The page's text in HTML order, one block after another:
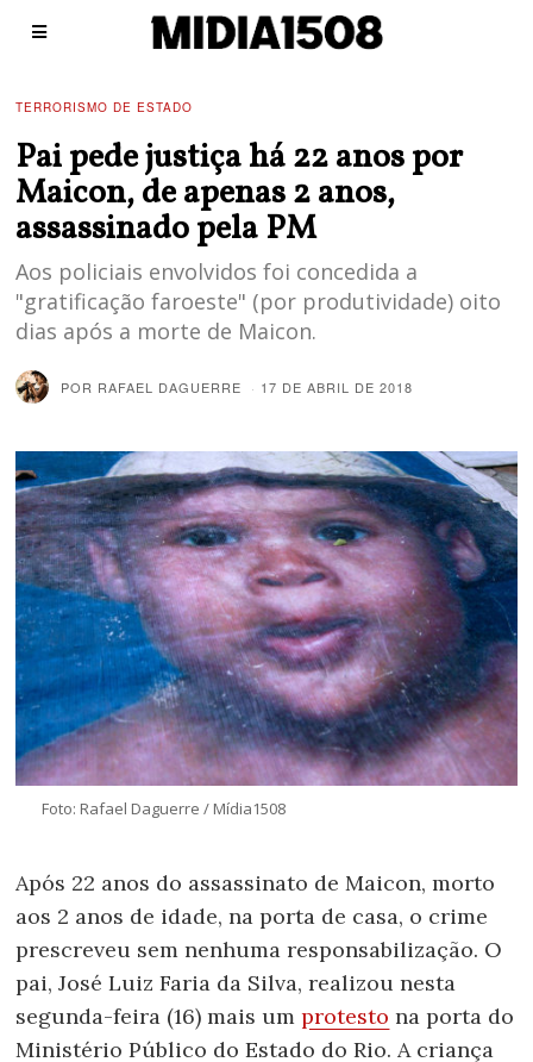
TERRORISMO DE ESTADO
Pai pede justiça há 22 anos por
Maicon, de apenas 2 anos,
assassinado pela PM
Aos policiais envolvidos foi concedida a
"gratificação faroeste" (por produtividade) oito
dias após a morte de Maicon.
POR RAFAEL DAGUERRE 17 DE ABRIL DE 2018
Foto: Rafael Daguerre / Mídia1508
Após 22 anos do assassinato de Maicon, morto
aos 2 anos de idade, na porta de casa, o crime
prescreveu sem nenhuma responsabilização. O
pai, José Luiz Faria da Silva, realizou nesta
segunda-feira (16) mais umprotesto na porta do
Ministério Público do Estado do Rio. A criança